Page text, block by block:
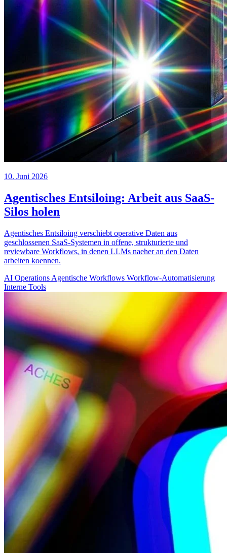
10. Juni 2026
Agentisches Entsiloing: Arbeit aus SaaS-
Silos holen
Agentisches Entsiloing verschiebt operative Daten aus
geschlossenen SaaS-Systemen in offene, strukturierte und
reviewbare Workflows, in denen LLMs naeher an den Daten
arbeiten koennen.
AI Operations Agentische Workflows Workflow-Automatisierung
Interne Tools